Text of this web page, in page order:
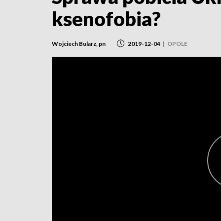
ksenofobia?
Wojciech Bularz, pn 2019-12-04 | OPOLE